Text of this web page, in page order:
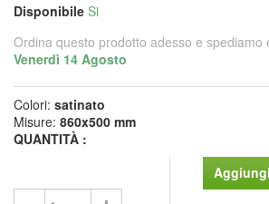
Disponibile Si
Ordina questo prodotto adesso e spediamo
Venerdì 14 Agosto
Colori: satinato
Misure: 860x500 mm
QUANTITÀ :